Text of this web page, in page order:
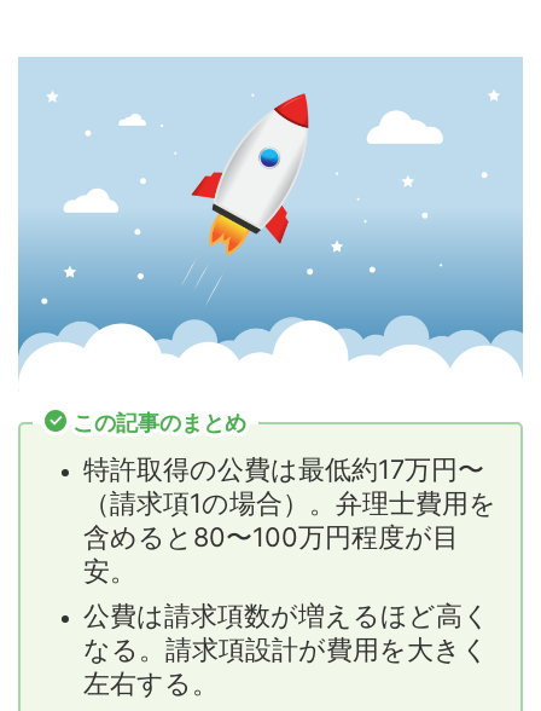
この記事のまとめ
特許取得の公費は最低約17万円〜
（請求項1の場合）。弁理士費用を
含めると80〜100万円程度が目
安。
公費は請求項数が増えるほど高く
なる。請求項設計が費用を大きく
左右する。